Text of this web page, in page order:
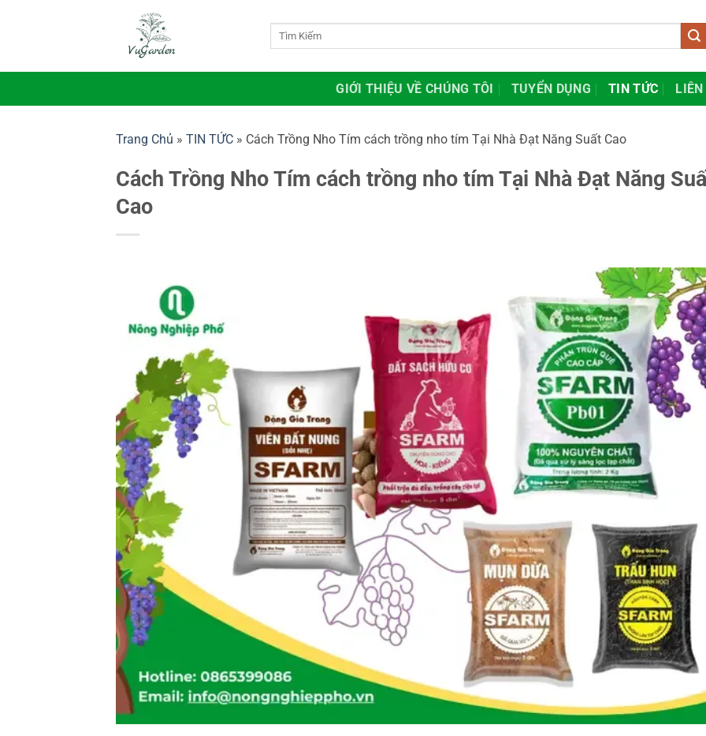
dung
GIỚI THIỆU VỀ CHÚNG TÔI TUYỂN DỤNG TIN TỨC LIÊN
Trang Chủ » TIN TỨC » Cách Trồng Nho Tím cách trồng nho tím Tại Nhà Đạt Năng Suất Cao
Cách Trồng Nho Tím cách trồng nho tím Tại Nhà Đạt Năng
Cao